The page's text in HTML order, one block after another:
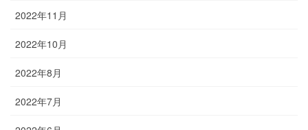
2022年11月
2022年10月
2022年8月
2022年7月